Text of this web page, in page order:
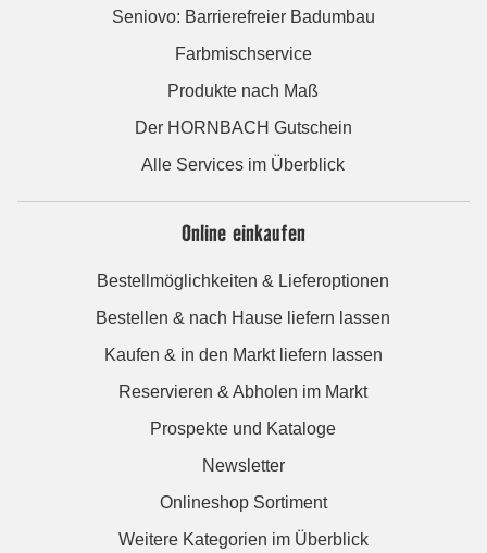
Seniovo: Barrierefreier Badumbau
Farbmischservice
Produkte nach Maß
Der HORNBACH Gutschein
Alle Services im Überblick
Online einkaufen
Bestellmöglichkeiten & Lieferoptionen
Bestellen & nach Hause liefern lassen
Kaufen & in den Markt liefern lassen
Reservieren & Abholen im Markt
Prospekte und Kataloge
Newsletter
Onlineshop Sortiment
Weitere Kategorien im Überblick